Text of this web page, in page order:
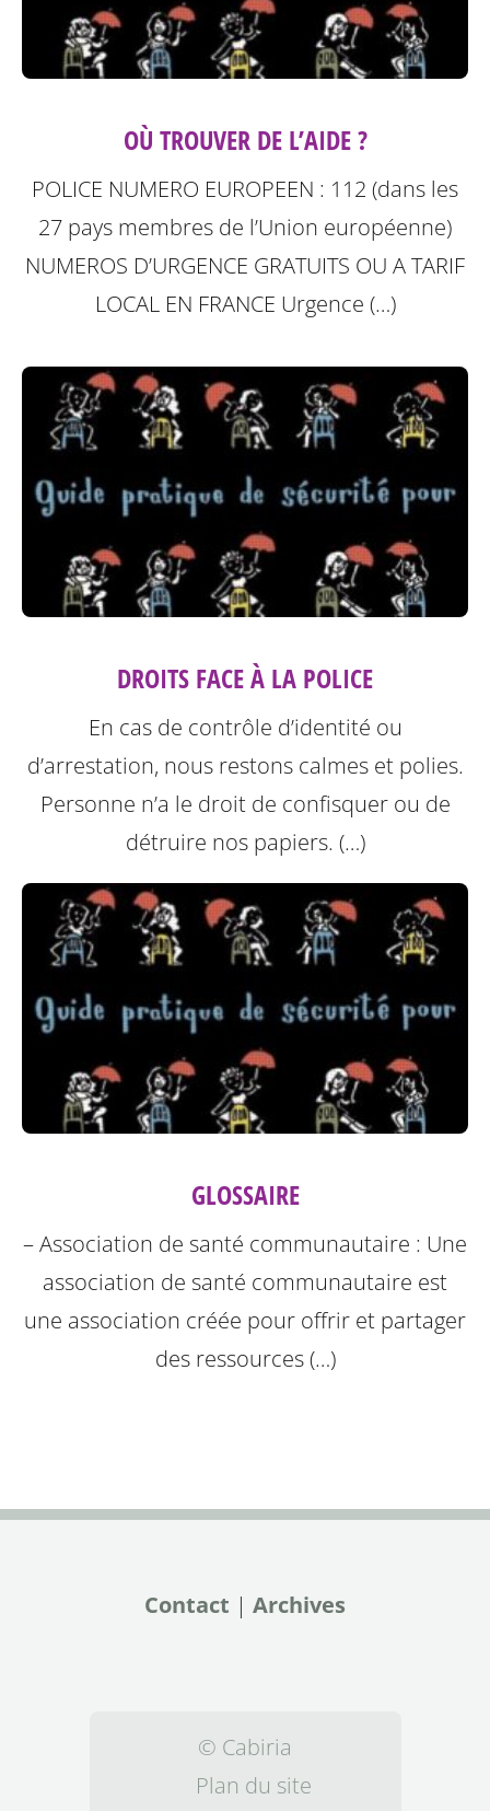
OÙ TROUVER DE L’AIDE ?
POLICE NUMERO EUROPEEN : 112 (dans les
27 pays membres de l’Union européenne)
NUMEROS D’URGENCE GRATUITS OU A TARIF
LOCAL EN FRANCE Urgence (…)
DROITS FACE À LA POLICE
En cas de contrôle d’identité ou
d’arrestation, nous restons calmes et polies.
Personne n’a le droit de confisquer ou de
détruire nos papiers. (…)
GLOSSAIRE
– Association de santé communautaire : Une
association de santé communautaire est
une association créée pour offrir et partager
des ressources (…)
Contact | Archives
© Cabiria
Plan du site